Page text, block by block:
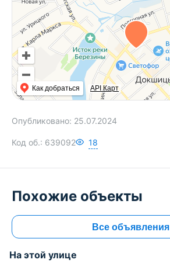
Как добраться API Карт
Опубликовано: 25.07.2024
Код об.: 639092 18
Похожие объекты
Все объявления
На этой улице